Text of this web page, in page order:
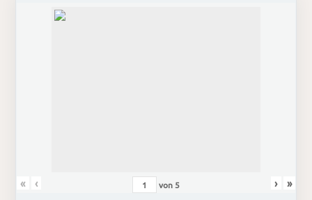
« ‹ von 5 › »